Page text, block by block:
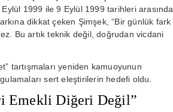
1999 ile 9 Eylül 1999 tarihleri arasında
dikkat çeken Şimşek, “Bir günlük fark
Bu artık teknik değil, doğrudan vicdani
tartışmaları yeniden kamuoyunun
sert eleştirilerin hedefi oldu.
Emekli Diğeri Değil”